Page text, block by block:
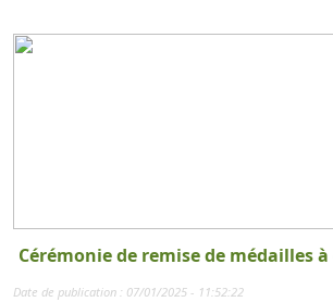
Cérémonie de remise de médailles
Date de publication : 07/01/2025 - 11:52:22